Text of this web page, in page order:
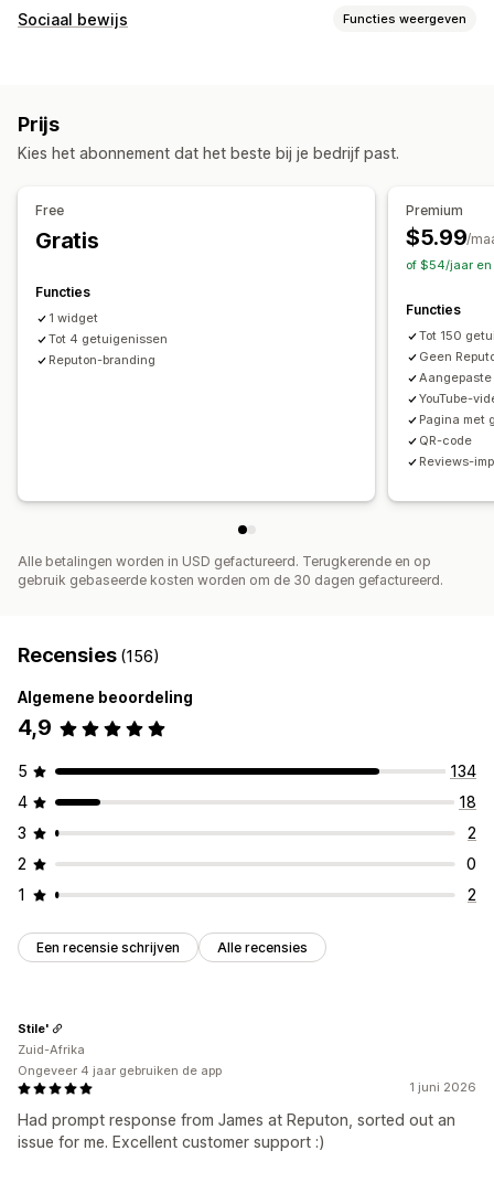
Weergaveopties
Manieren om recensies te verzamelen
Pop-ups
Formulieren QR-codes
Sociaal bewijs Functies weergeven
Weergaveopties
Analytics
Betrokkenheid volgen
Prijs
Kies het abonnement dat het beste bij je bedrijf past.
Free
Gratis
Functies
1 widget
Tot 4 getuigenissen
Reputon-branding
Premium
$5.99/
of $54/jaar en
Functies
Tot 150
Geen
YouTube-
Pagina met
QR-code
Reviews-
Alle betalingen worden in USD gefactureerd. Terugkerende en op
gebruik gebaseerde kosten worden om de 30 dagen gefactureerd.
Recensies (156)
Algemene beoordeling
4,9
5
134
4
18
3
2
2
0
1
2
Een recensie schrijven Alle recensies
1 juni 2026
Had prompt response from James at Reputon, sorted out an
issue for me. Excellent customer support :)
Stile'
Zuid-Afrika
Ongeveer 4 jaar gebruiken de app